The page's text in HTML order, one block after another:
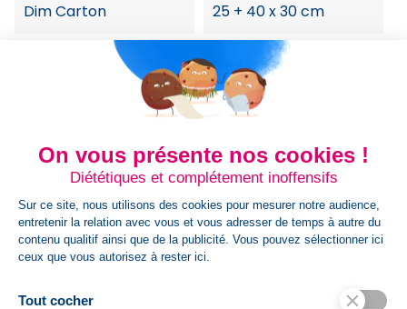
Dim Carton 25 + 40 x 30 cm
Dimension Article 8,4 x Ø 8,8 cm
HsCode
69120025,6912002510B75700000000
Poids Article Gr
On vous présente nos cookies !
Diététiques et complétement inoffensifs
Sur ce site, nous utilisons des cookies pour mesurer notre audience,
entretenir la relation avec vous et vous adresser de temps à autre du
contenu qualitif ainsi que de la publicité. Vous pouvez sélectionner ici
ceux que vous autorisez à rester ici.
Tout cocher